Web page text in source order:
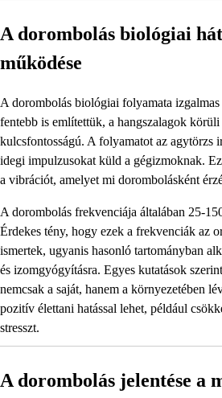
A dorombolás biológiai
működése
A dorombolás biológiai folyamata izgalmas
fentebb is említettük, a hangszalagok körüli
kulcsfontosságú. A folyamatot az agytörzs
idegi impulzusokat küld a gégizmoknak.
a vibrációt, amelyet mi dorombolásként
A dorombolás frekvenciája általában 25-
Érdekes tény, hogy ezek a frekvenciák az
ismertek, ugyanis hasonló tartományban
és izomgyógyításra. Egyes kutatások
nemcsak a saját, hanem a környezetében
pozitív élettani hatással lehet, például
stresszt.
A dorombolás jelentése a